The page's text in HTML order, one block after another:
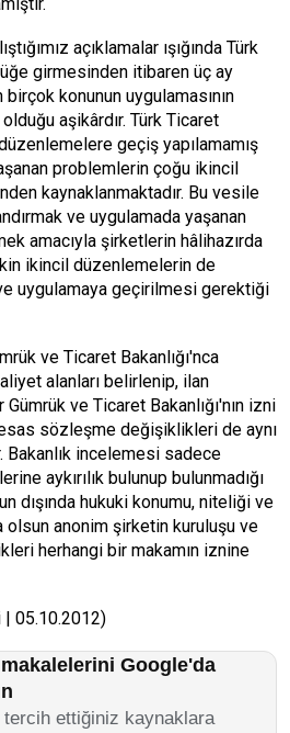
açıklamalar ışığında Türk
girmesinden itibaren üç ay
konunun uygulamasının
aşikârdır. Türk Ticaret
geçiş yapılamamış
problemlerin çoğu ikincil
kaynaklanmaktadır. Bu vesile
ve uygulamada yaşanan
amacıyla şirketlerin hâlihazırda
ikincil düzenlemelerin de
uygulamaya geçirilmesi gerektiği
ve Ticaret Bakanlığı'nca
alanları belirlenip, ilan
ve Ticaret Bakanlığı'nın izni
sözleşme değişiklikleri de aynı
Bakanlık incelemesi sadece
aykırılık bulunup bulunmadığı
dışında hukuki konumu, niteliği ve
anonim şirketin kuruluşu ve
herhangi bir makamın iznine
| 05.10.2012)
Google'da
tercih ettiğiniz kaynaklara